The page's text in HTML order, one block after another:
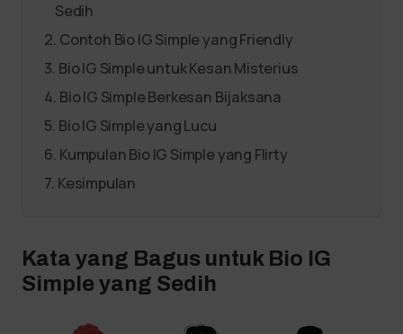
Sedih
Contoh Bio IG Simple yang Friendly
Bio IG Simple untuk Kesan Misterius
Bio IG Simple Berkesan Bijaksana
Bio IG Simple yang Lucu
Kumpulan Bio IG Simple yang Flirty
Kesimpulan
Kata yang Bagus untuk Bio IG
Simple yang Sedih